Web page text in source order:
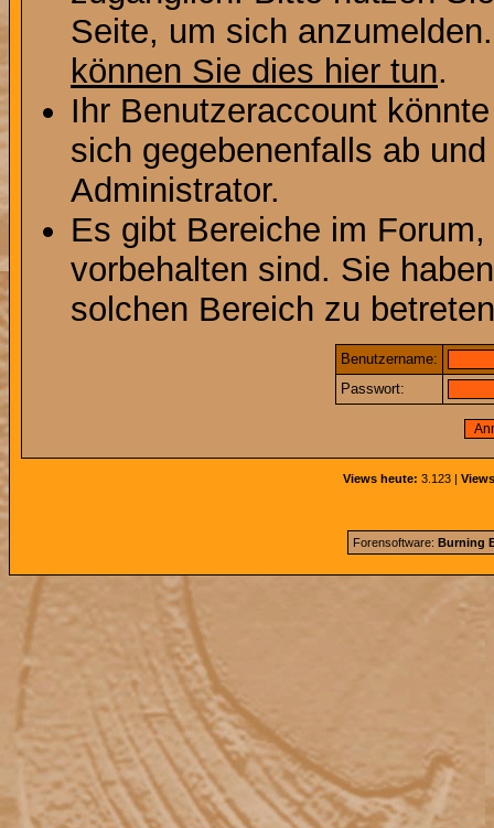
Seite, um sich
können Sie dies hier tun.
Ihr Benutzeraccount
sich gegebenenfalls ab
Administrator.
Es gibt Bereiche im
vorbehalten sind. Sie
solchen Bereich zu
Benutzername:
Passwort:
Views heute: 3.123 |
Forensoftware: Burning